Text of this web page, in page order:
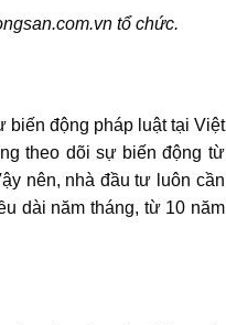
tổ chức.
biến động pháp luật tại Việt
theo dõi sự biến động từ
nên, nhà đầu tư luôn cần
dài năm tháng, từ 10 năm